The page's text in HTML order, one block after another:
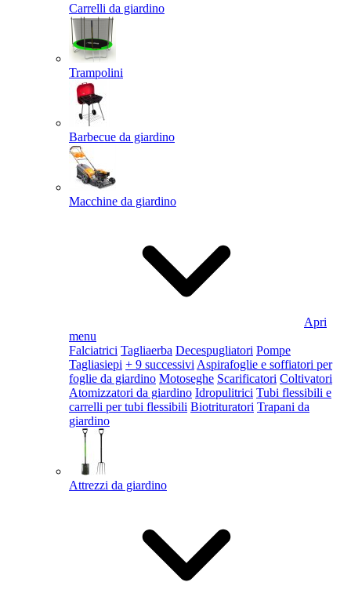
Carrelli da giardino
Trampolini
Barbecue da giardino
Macchine da giardino
Apri
menu
Falciatrici Tagliaerba Decespugliatori Pompe
Tagliasiepi + 9 successivi Aspirafoglie e soffiatori per
foglie da giardino Motoseghe Scarificatori Coltivatori
Atomizzatori da giardino Idropulitrici Tubi flessibili e
carrelli per tubi flessibili Biotrituratori Trapani da
giardino
Attrezzi da giardino